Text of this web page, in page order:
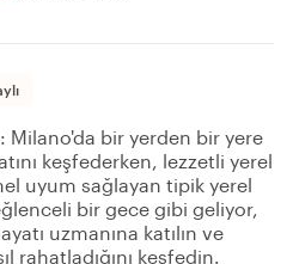
Milano'da bir yerden bir yere
keşfederken, lezzetli yerel
uyum sağlayan tipik yerel
bir gece gibi geliyor,
uzmanına katılın ve
rahatladığını keşfedin.